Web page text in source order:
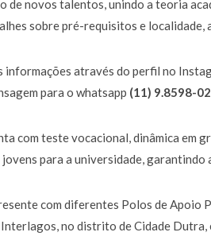
de novos talentos, unindo a teoria
sobre pré-requisitos e localidade,
informações através do perfil no
para o whatsapp (11) 9.8598-
com teste vocacional, dinâmica em
para a universidade,
com diferentes Polos de Apoio
no distrito de Cidade Dutra,